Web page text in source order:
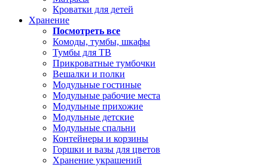
Кроватки для детей
Хранение
Посмотреть все
Комоды, тумбы, шкафы
Тумбы для ТВ
Прикроватные тумбочки
Вешалки и полки
Модульные гостиные
Модульные рабочие места
Модульные прихожие
Модульные детские
Модульные спальни
Контейнеры и корзины
Горшки и вазы для цветов
Хранение украшений